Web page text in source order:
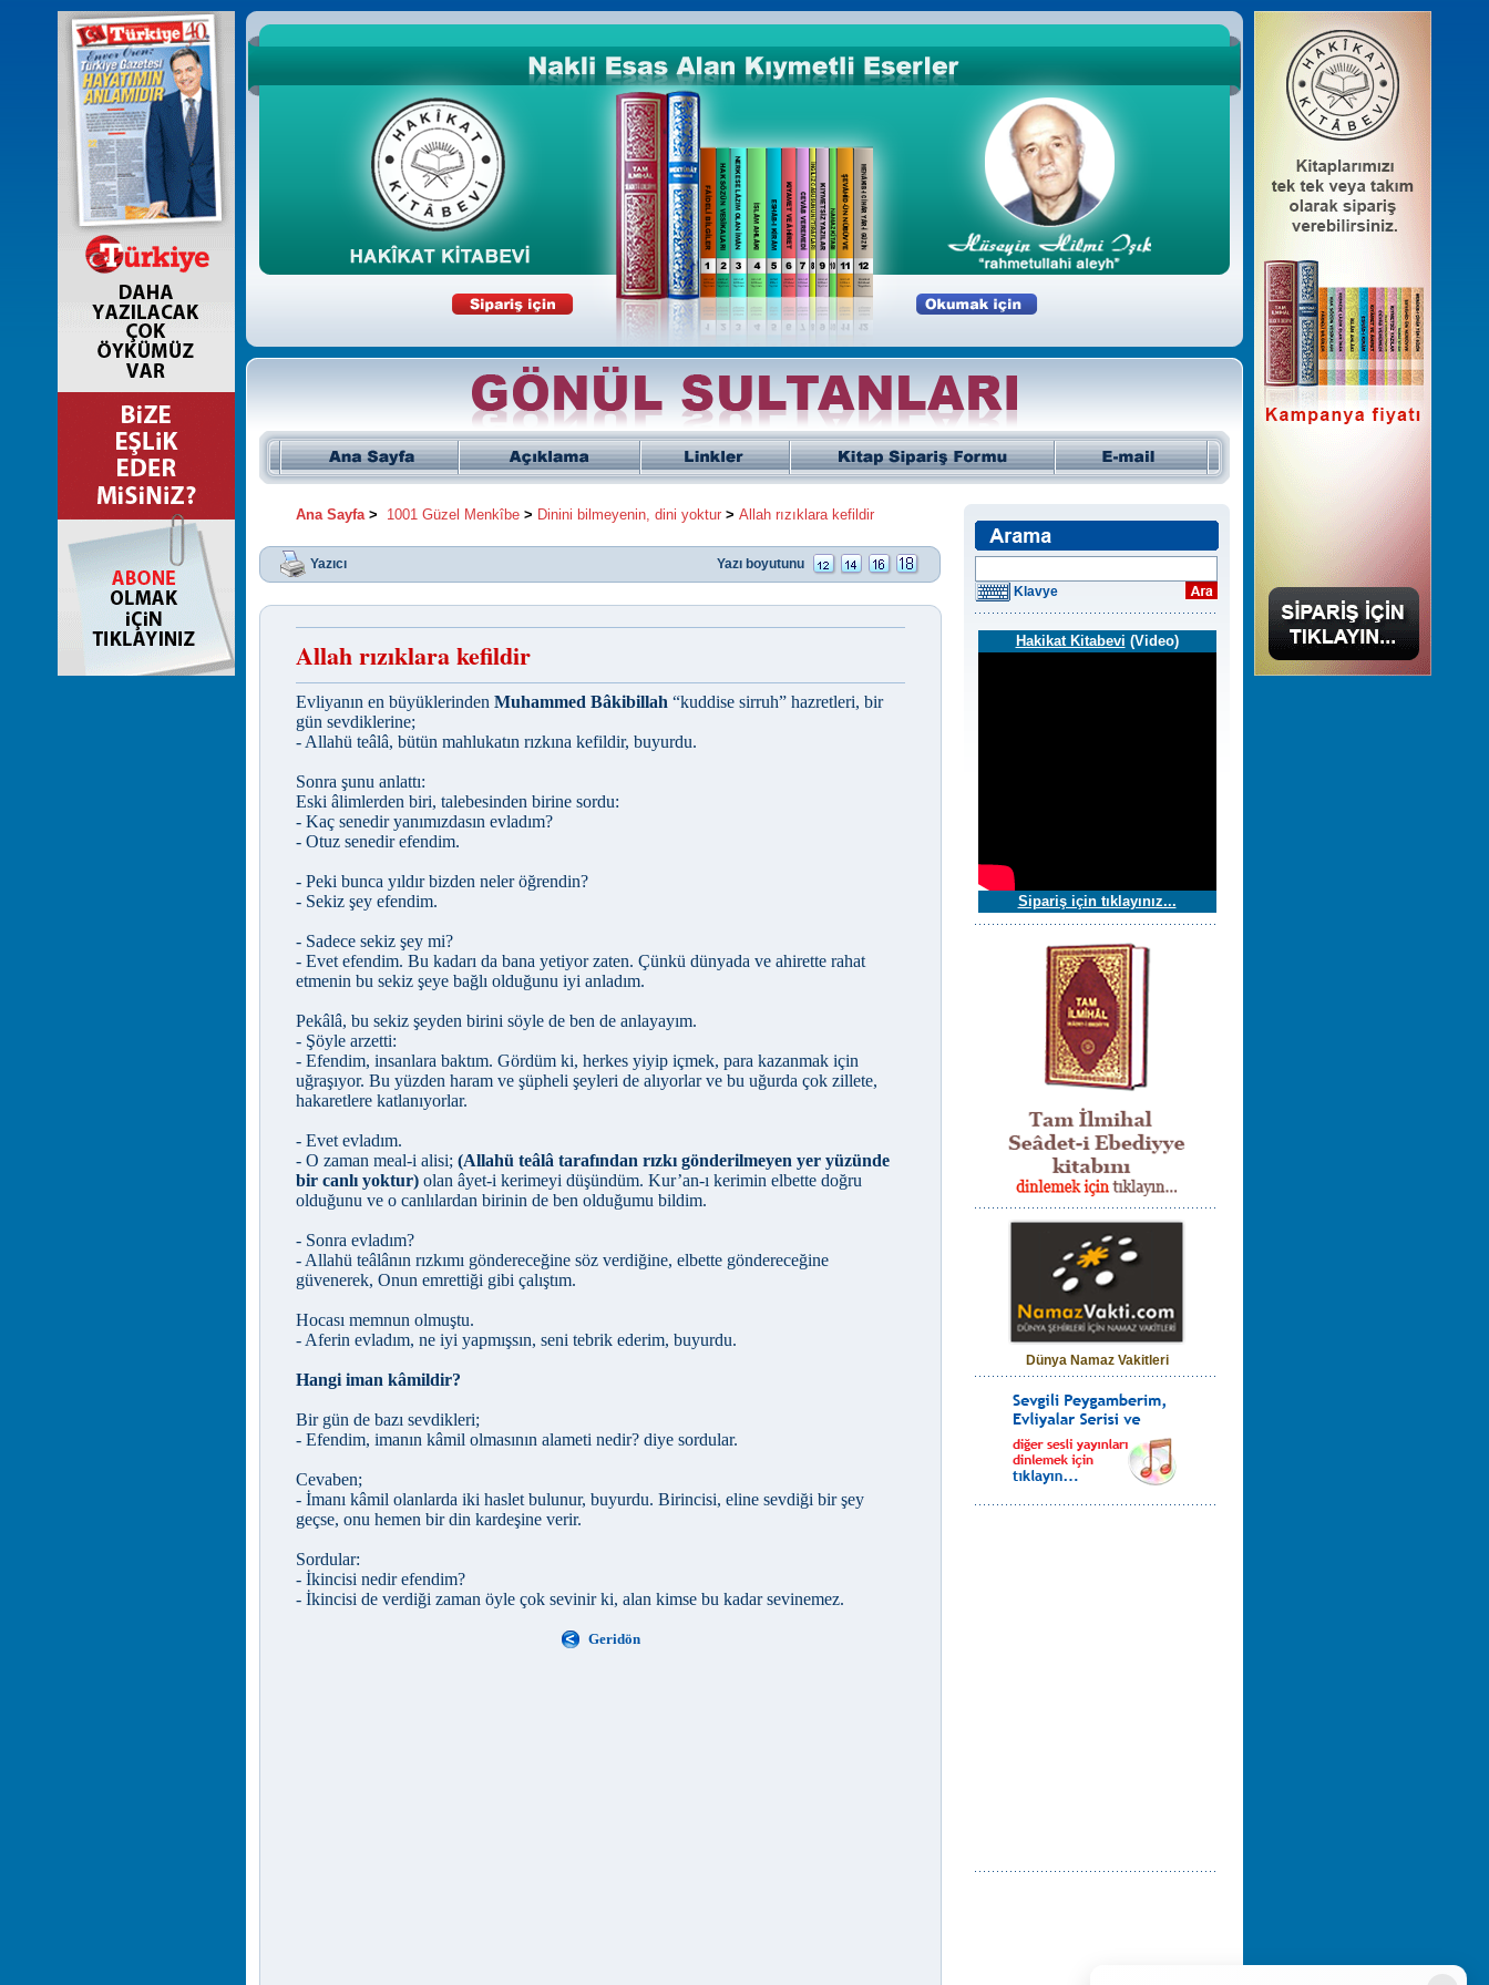
Ana Sayfa> 1001 Güzel Menkîbe > Dinini bilmeyenin, dini yoktur > Allah rızıklara kefildir
Yazıcı Yazı boyutunu
Allah rızıklara kefildir
Evliyanın en büyüklerinden Muhammed Bâkibillah “kuddise sirruh” hazretleri, bir
gün sevdiklerine;
- Allahü teâlâ, bütün mahlukatın rızkına kefildir, buyurdu.
Sonra şunu anlattı:
Eski âlimlerden biri, talebesinden birine sordu:
- Kaç senedir yanımızdasın evladım?
- Otuz senedir efendim.
- Peki bunca yıldır bizden neler öğrendin?
- Sekiz şey efendim.
- Sadece sekiz şey mi?
- Evet efendim. Bu kadarı da bana yetiyor zaten. Çünkü dünyada ve ahirette rahat
etmenin bu sekiz şeye bağlı olduğunu iyi anladım.
Pekâlâ, bu sekiz şeyden birini söyle de ben de anlayayım.
- Şöyle arzetti:
- Efendim, insanlara baktım. Gördüm ki, herkes yiyip içmek, para kazanmak için
uğraşıyor. Bu yüzden haram ve şüpheli şeyleri de alıyorlar ve bu uğurda çok zillete,
hakaretlere katlanıyorlar.
- Evet evladım.
- O zaman meal-i alisi; (Allahü teâlâ tarafından rızkı gönderilmeyen yer yüzünde
bir canlı yoktur) olan âyet-i kerimeyi düşündüm. Kur’an-ı kerimin elbette doğru
olduğunu ve o canlılardan birinin de ben olduğumu bildim.
- Sonra evladım?
- Allahü teâlânın rızkımı göndereceğine söz verdiğine, elbette göndereceğine
güvenerek, Onun emrettiği gibi çalıştım.
Hocası memnun olmuştu.
- Aferin evladım, ne iyi yapmışsın, seni tebrik ederim, buyurdu.
Hangi iman kâmildir?
Bir gün de bazı sevdikleri;
- Efendim, imanın kâmil olmasının alameti nedir? diye sordular.
Cevaben;
- İmanı kâmil olanlarda iki haslet bulunur, buyurdu. Birincisi, eline sevdiği bir şey
geçse, onu hemen bir din kardeşine verir.
Sordular:
- İkincisi nedir efendim?
- İkincisi de verdiği zaman öyle çok sevinir ki, alan kimse bu kadar sevinemez.
Geridön
Klavye
Hakikat Kitabevi (Video)
Sipariş için tıklayınız...
Dünya Namaz Vakitleri